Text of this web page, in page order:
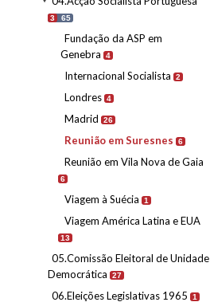
3 65
Fundação da ASP em
Genebra
4
Internacional Socialista 2
Londres 4
Madrid 26
Reunião em Suresnes 6
Reunião em Vila Nova de Gaia
6
Viagem à Suécia 1
Viagem América Latina e EUA
13
05.Comissão Eleitoral de Unidade
Democrática
27
06.Eleições Legislativas 1965 1